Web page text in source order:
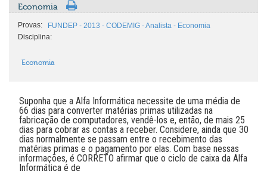
Economia
Provas:
FUNDEP - 2013 - CODEMIG - Analista - Economia
Disciplina:
Economia
Suponha que a Alfa Informática necessite de uma média de
66 dias para converter matérias primas utilizadas na
fabricação de computadores, vendê-los e, então, de mais 25
dias para cobrar as contas a receber. Considere, ainda que 30
dias normalmente se passam entre o recebimento das
matérias primas e o pagamento por elas. Com base nessas
informações, é CORRETO afirmar que o ciclo de caixa da Alfa
Informática é de